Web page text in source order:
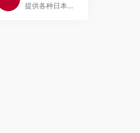
提供各种日本的传统颜色的名称，CMYK值，RGB值，16进制表示。